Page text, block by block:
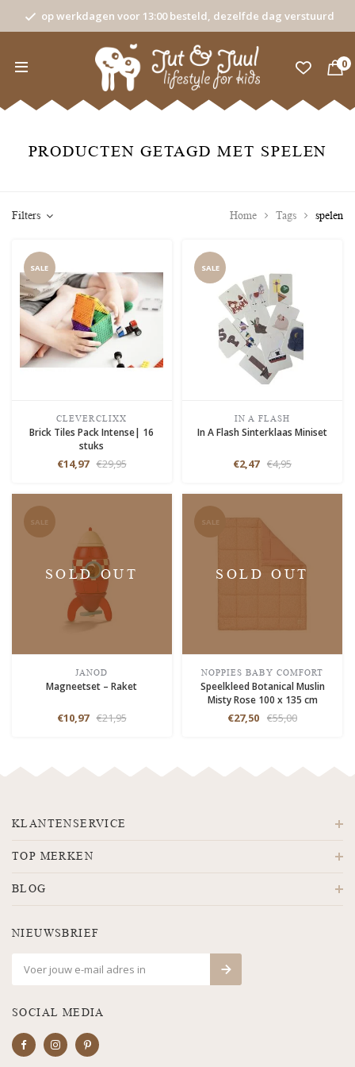
op werkdagen voor 13:00 besteld, dezelfde dag verstuurd
0
PRODUCTEN GETAGD MET SPELEN
Filters Home Tags spelen
SALE
CLEVERCLIXX
Brick Tiles Pack Intense| 16
stuks
€14,97 €29,95
SALE
IN A FLASH
In A Flash Sinterklaas Miniset
€2,47 €4,95
SALE
SOLD OUT
JANOD
Magneetset – Raket
€10,97 €21,95
SALE
SOLD OUT
NOPPIES BABY COMFORT
Speelkleed Botanical Muslin
Misty Rose 100 x 135 cm
€27,50 €55,00
KLANTENSERVICE
TOP MERKEN
BLOG
NIEUWSBRIEF
SOCIAL MEDIA